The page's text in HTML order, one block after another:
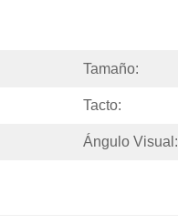
Tamaño:
Tacto:
Ángulo Visual: